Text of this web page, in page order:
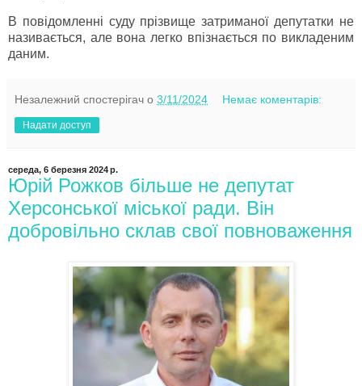
В повідомленні суду прізвище затриманої депутатки не
називається, але вона легко впізнається по викладеним
даним.
Незалежний спостерігач о 3/11/2024 Немає коментарів:
Надати доступ
середа, 6 березня 2024 р.
Юрій Рожков більше не депутат
Херсонської міської ради. Він
добровільно склав свої повноваження